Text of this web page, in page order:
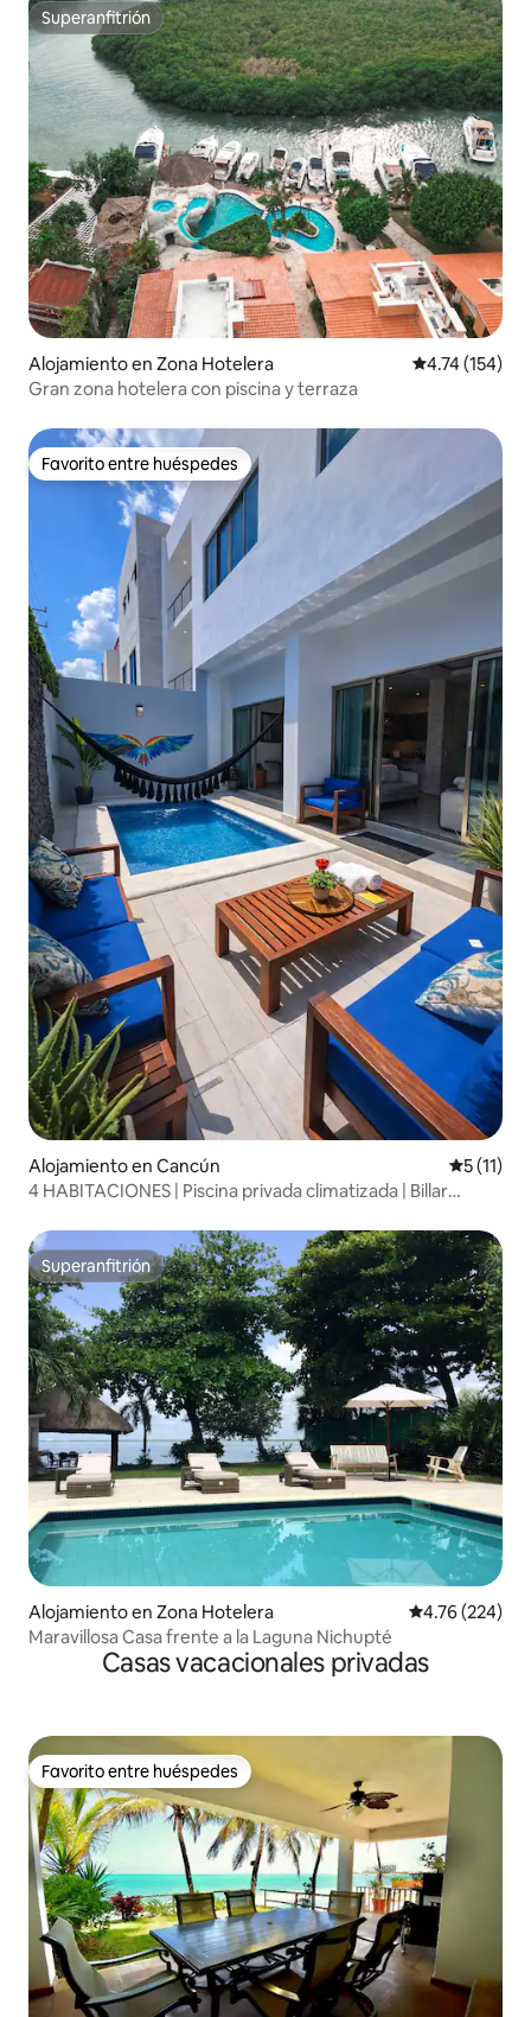
Superanfitrión
Superanfitrión
Alojamiento en Zona Hotelera Calificación
4.74 (154)
Gran zona hotelera con piscina y terraza
Favorito entre huéspedes
Favorito entre huéspedes
Alojamiento en Cancún
5 (11)
4 HABITACIONES | Piscina privada climatizada | Billar
Superanfitrión
Superanfitrión
Alojamiento en Zona Hotelera Calificación
4.76 (224)
Maravillosa Casa frente a la Laguna Nichupté
Casas vacacionales privadas
Favorito entre huéspedes
Favorito entre huéspedes